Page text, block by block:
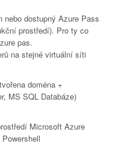
nebo dostupný Azure Pass
prostředí). Pro ty co
pas.
na stejné virtuální síti
doména +
MS SQL Databáze)
Microsoft Azure